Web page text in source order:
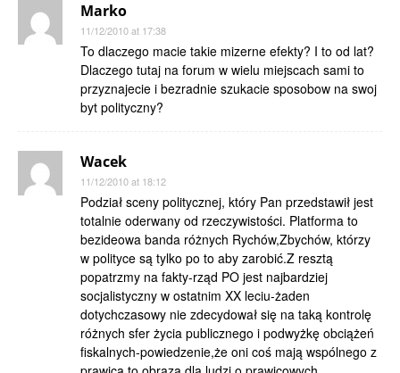
Marko
11/12/2010 at 17:38
To dlaczego macie takie mizerne efekty? I to od lat?
Dlaczego tutaj na forum w wielu miejscach sami to
przyznajecie i bezradnie szukacie sposobow na swoj
byt polityczny?
Wacek
11/12/2010 at 18:12
Podział sceny politycznej, który Pan przedstawił jest
totalnie oderwany od rzeczywistości. Platforma to
bezideowa banda różnych Rychów,Zbychów, którzy
w polityce są tylko po to aby zarobić.Z resztą
popatrzmy na fakty-rząd PO jest najbardziej
socjalistyczny w ostatnim XX leciu-żaden
dotychczasowy nie zdecydował się na taką kontrolę
różnych sfer życia publicznego i podwyżkę obciążeń
fiskalnych-powiedzenie,że oni coś mają wspólnego z